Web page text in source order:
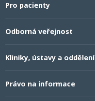
Pro pacienty
Odborná veřejnost
Kliniky, ústavy a oddělení
Právo na informace